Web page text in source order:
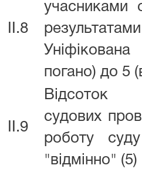
II.8
учасниками
погано) до 5
II.9
Відсоток
судових
роботу
"відмінно" (5)